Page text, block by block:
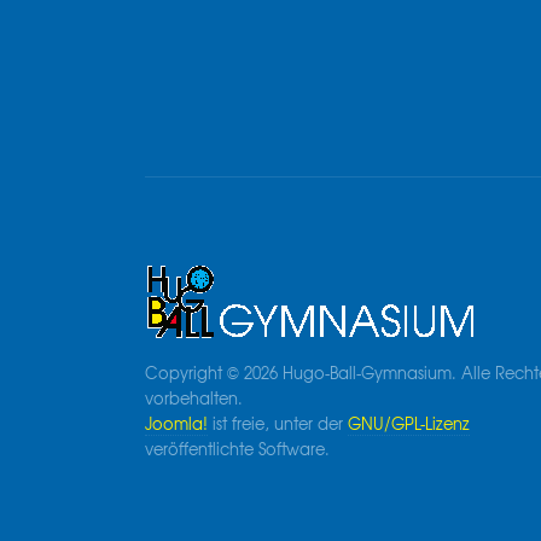
Copyright © 2026 Hugo-Ball-Gymnasium. Alle
vorbehalten.
Joomla! ist freie, unter der GNU/GPL-Lizenz
veröffentlichte Software.